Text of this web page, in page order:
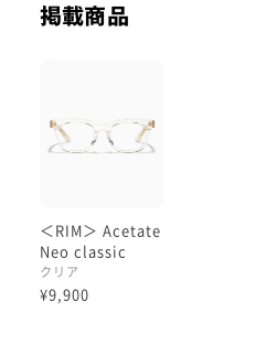
掲載商品
＜RIM＞ Acetate
Neo classic
クリア
¥9,900